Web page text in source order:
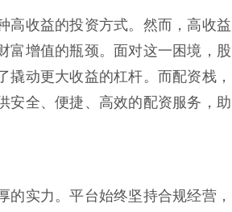
高收益的投资方式。然而，高收益
富增值的瓶颈。面对这一困境，股
动更大收益的杠杆。而配资栈，
安全、便捷、高效的配资服务，助
实力。平台始终坚持合规经营，